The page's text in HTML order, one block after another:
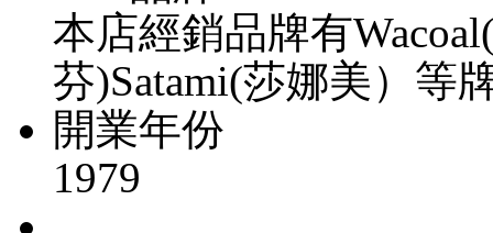
本店經銷品牌有
芬)Satami(莎娜美）等
開業年份
1979